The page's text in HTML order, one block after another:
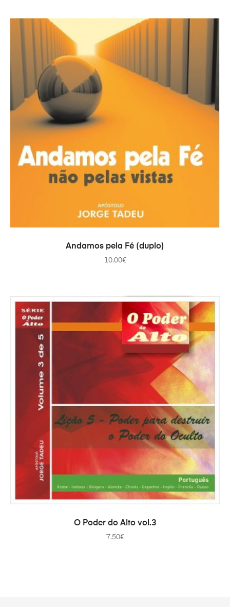
TOEVOEGEN AAN WINKELWAGEN
Andamos pela Fé (duplo)
10.00€
TOEVOEGEN AAN WINKELWAGEN
O Poder do Alto vol.3
7.50€